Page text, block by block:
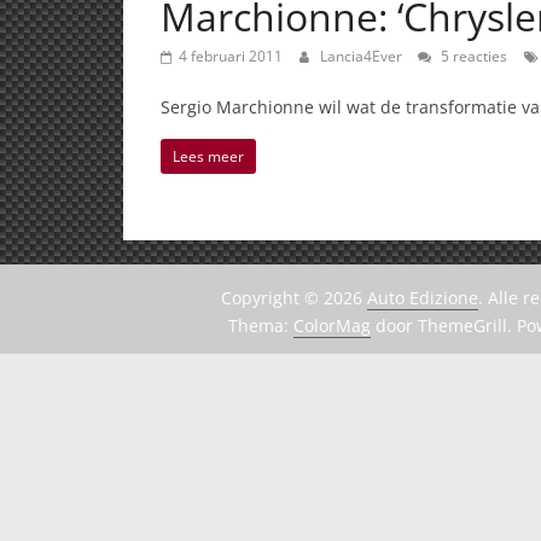
Marchionne:
4 februari 2011 Lancia4Ever 5 reacties
Sergio Marchionne wil wat de transformatie
Lees meer
Copyright © 2026 Auto Edizione. Alle
Thema: ColorMag door ThemeGrill.